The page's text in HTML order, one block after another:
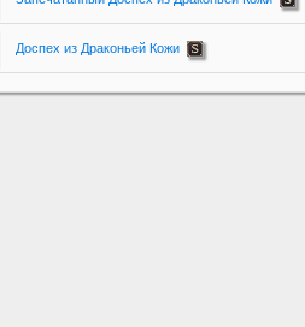
Доспех из Драконьей Кожи